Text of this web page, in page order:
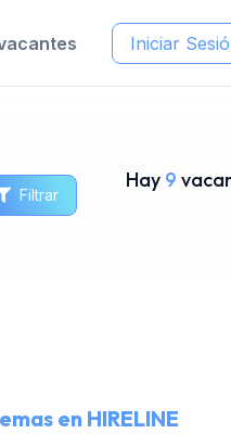
Iniciar
Filtrar
Hay 9
en HIRELINE